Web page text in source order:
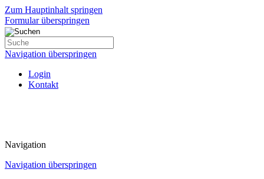
Zum Hauptinhalt springen
Formular überspringen
Navigation überspringen
Login
Kontakt
Navigation
Navigation überspringen